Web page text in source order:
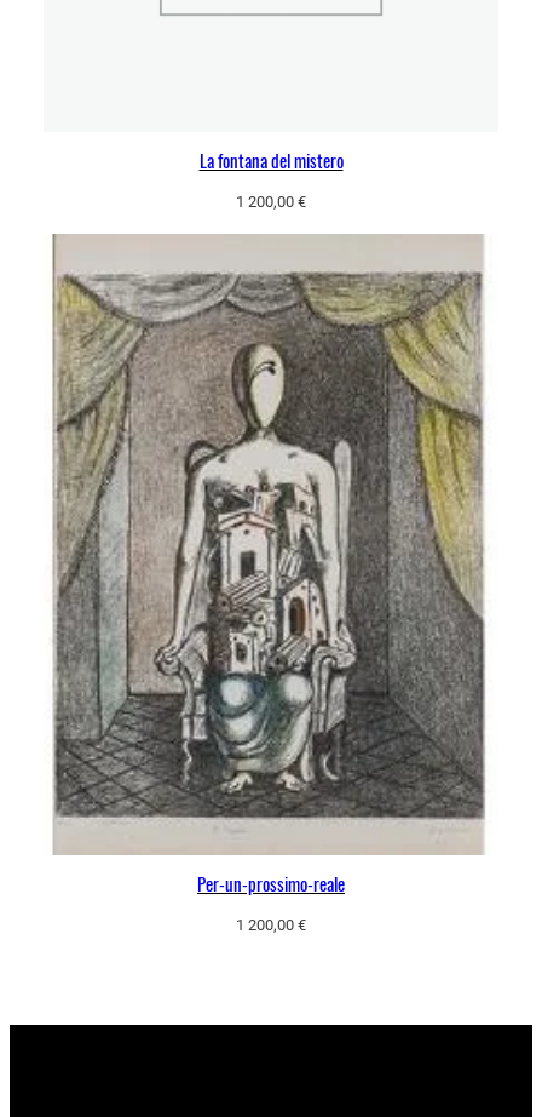
La fontana del mistero
1 200,00 €
Per-un-prossimo-reale
1 200,00 €